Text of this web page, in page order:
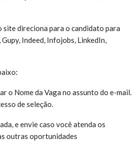
direciona para o candidato para
Indeed, Infojobs, LinkedIn,
o Nome da Vaga no assunto do e-mail.
de seleção.
e envie caso você atenda os
outras oportunidades